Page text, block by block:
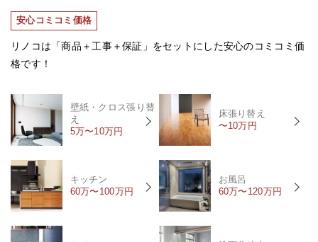
安心コミコミ価格
リノコは「商品＋工事＋保証」をセットにした安心のコミコミ価
格です！
壁紙・クロス張り替
え
5万〜10万円
床張り替え
〜10万円
キッチン
60万〜100万円
お風呂
60万〜120万円